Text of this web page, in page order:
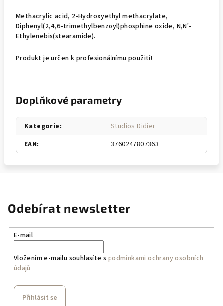
Methacrylic acid, 2-Hydroxyethyl methacrylate,
Diphenyl(2,4,6-trimethylbenzoyl)phosphine oxide, N,N'-
Ethylenebis(stearamide).
Produkt je určen k profesionálnímu použití!
Doplňkové parametry
Kategorie:
Studios Didier
EAN: 3760247807363
Odebírat newsletter
E-mail
Vložením e-mailu souhlasíte s podmínkami ochrany osobních
údajů
Přihlásit se